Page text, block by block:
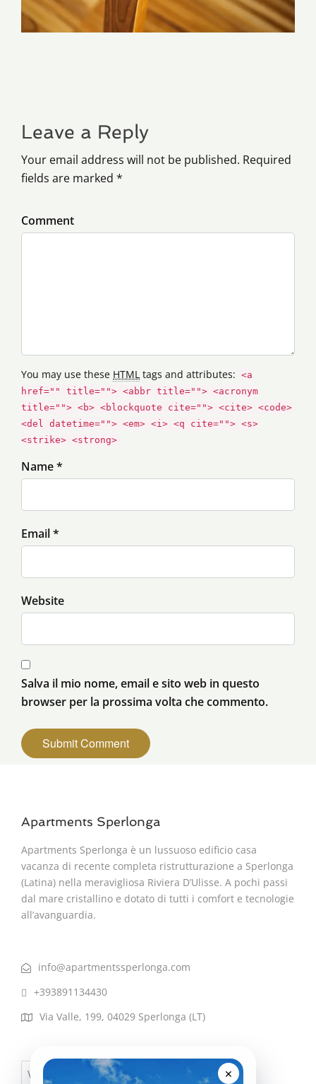
Leave a Reply
Your email address will not be published. Required
fields are marked *
Comment
You may use these HTML tags and attributes: <a
href="" title=""> <abbr title=""> <acronym
title=""> <b> <blockquote cite=""> <cite> <code>
<del datetime=""> <em> <i> <q cite=""> <s>
<strike> <strong>
Name *
Email *
Website
Salva il mio nome, email e sito web in questo
browser per la prossima volta che commento.
Apartments Sperlonga
Apartments Sperlonga è un lussuoso edificio casa
vacanza di recente completa ristrutturazione a Sperlonga
(Latina) nella meravigliosa Riviera D’Ulisse. A pochi passi
dal mare cristallino e dotato di tutti i comfort e tecnologie
all’avanguardia.
info@apartmentssperlonga.com
+393891134430
Via Valle, 199, 04029 Sperlonga (LT)
Visa PayPal MasterCard ×